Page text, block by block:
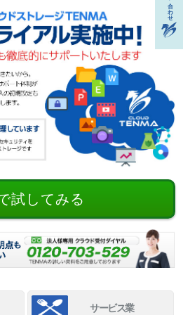
試してみる
サービス業